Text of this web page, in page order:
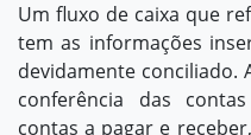
Um fluxo de caixa que
tem as informações
devidamente conciliado.
conferência das
contas a pagar e